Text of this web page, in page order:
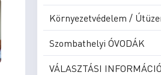
Környezetvédelem /
Szombathelyi ÓVODÁK
VÁLASZTÁSI